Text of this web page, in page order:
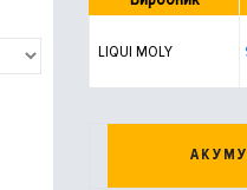
LIQUI MOLY